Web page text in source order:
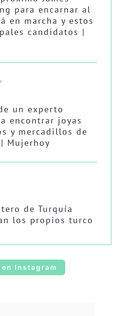
para encarnar al
en marcha y estos
candidatos |
un experto
encontrar joyas
y mercadillos de
Mujerhoy
de Turquía
los propios turco
en Instagram